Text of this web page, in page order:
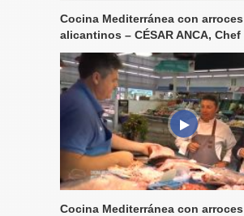
Cocina Mediterránea con arroces
alicantinos – CÉSAR ANCA, Chef
Cocina Mediterránea con arroces